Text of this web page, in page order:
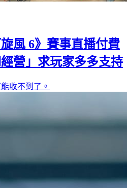
風 6》賽事直播付費
營」求玩家多多支持
收不到了。